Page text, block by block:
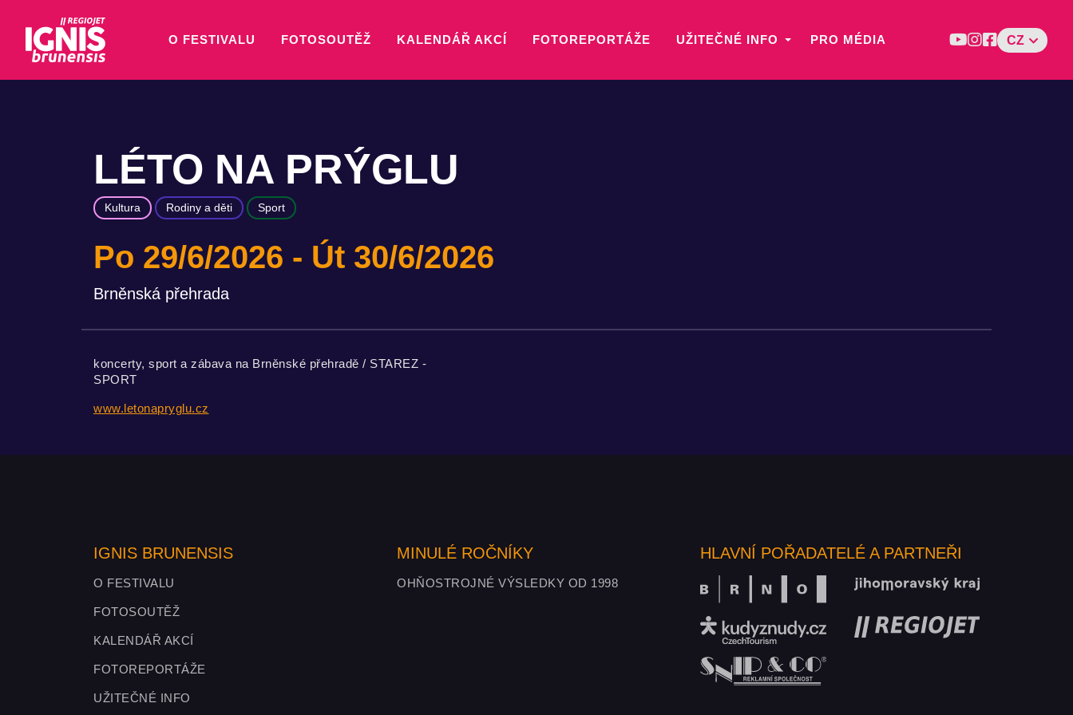
O FESTIVALU FOTOSOUTĚŽ KALENDÁŘ AKCÍ FOTOREPORTÁŽE UŽITEČNÉ INFO PRO MÉDIA CZ
LÉTO NA PRÝGLU
Kultura Rodiny a děti Sport
Po 29/6/2026 Út 30/6/2026
Brněnská přehrada
koncerty, sport a zábava na Brněnské přehradě / STAREZ -
SPORT
www.letonapryglu.cz
IGNIS BRUNENSIS
O FESTIVALU
FOTOSOUTĚŽ
KALENDÁŘ AKCÍ
FOTOREPORTÁŽE
UŽITEČNÉ INFO
MINULÉ ROČNÍKY
OHŇOSTROJNÉ VÝSLEDKY OD 1998
HLAVNÍ POŘADATELÉ A PARTNEŘI